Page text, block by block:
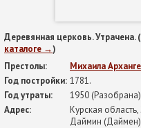
Деревянная церковь. Утрачена. (
каталоге →)
Престолы:
Михаила
Год постройки: 1781.
Год утраты:
1950 (Разобрана)
Адрес:
Курская
Даймин (Даймен)